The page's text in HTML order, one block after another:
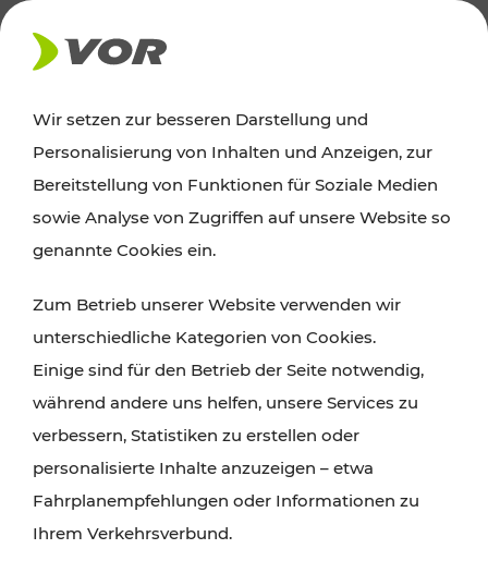
AKTUELLES
Ausflugstipps
Wien, Niederösterreich und das Burgenland
Wanderungen, Kultur und Gastronomie,
Radtouren oder purer Naturgenuss – viele
Attraktionen sind mit den Ticket- und Fahrplan-
Angeboten des VOR gut und schnell erreichbar.
Wir setzen zur besseren Darstellung und
Personalisierung von Inhalten und Anzeigen, zur
Bereitstellung von Funktionen für Soziale Medien
sowie Analyse von Zugriffen auf unsere Website so
genannte Cookies ein.
Zum Betrieb unserer Website verwenden wir
unterschiedliche Kategorien von Cookies.
Einige sind für den Betrieb der Seite notwendig,
während andere uns helfen, unsere Services zu
verbessern, Statistiken zu erstellen oder
personalisierte Inhalte anzuzeigen – etwa
Fahrplanempfehlungen oder Informationen zu
Ihrem Verkehrsverbund.